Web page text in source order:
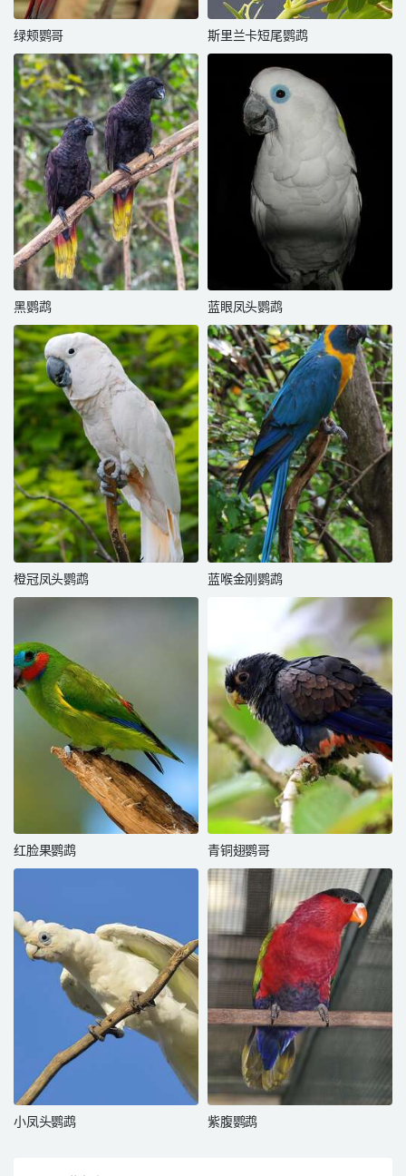
绿颊鹦哥 斯里兰卡短尾鹦鹉
黑鹦鹉 蓝眼凤头鹦鹉
橙冠凤头鹦鹉 蓝喉金刚鹦鹉
红脸果鹦鹉 青铜翅鹦哥
小凤头鹦鹉 紫腹鹦鹉